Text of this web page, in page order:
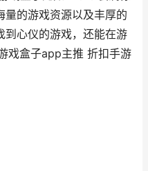
量的游戏资源以及丰厚的
到心仪的游戏，还能在游
戏盒子app主推 折扣手游